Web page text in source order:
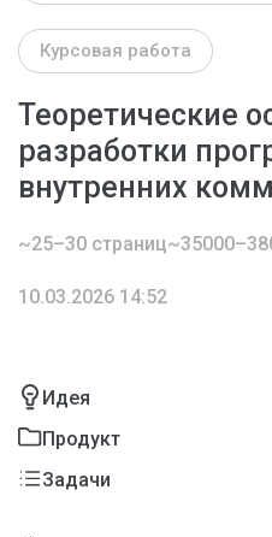
Курсовая работа
Теоретические
разработки
внутренних
~25–30 страниц
10.03.2026 14:52
Идея
Продукт
Задачи